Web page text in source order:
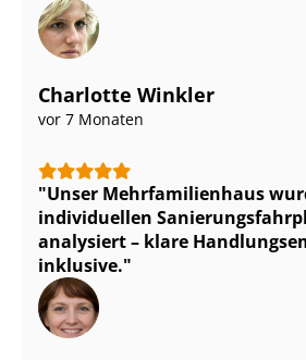
Charlotte Winkler
vor 7 Monaten
Unser Mehr­fa­mi­li­en­haus
individuellen
analysiert – klare
inklusive.